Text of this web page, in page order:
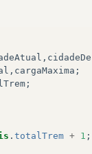
,
, cargaMaxima ;
;
. totalTrem + 1 ;